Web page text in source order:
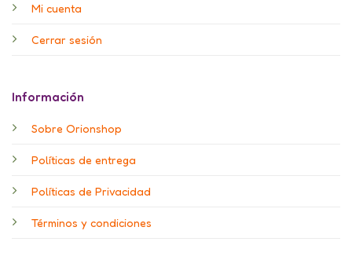
Mi cuenta
Cerrar sesión
Información
Sobre Orionshop
Políticas de entrega
Políticas de Privacidad
Términos y condiciones